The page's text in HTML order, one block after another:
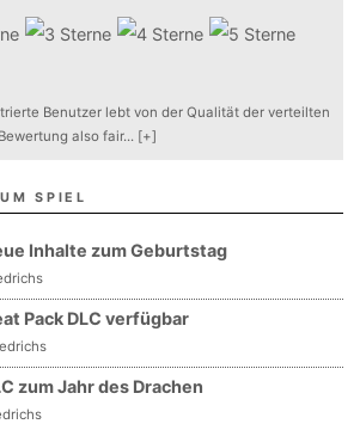
Benutzer lebt von der Qualität der verteilten
also fair... [+]
SPIEL
Inhalte zum Geburtstag
Pack DLC verfügbar
zum Jahr des Drachen